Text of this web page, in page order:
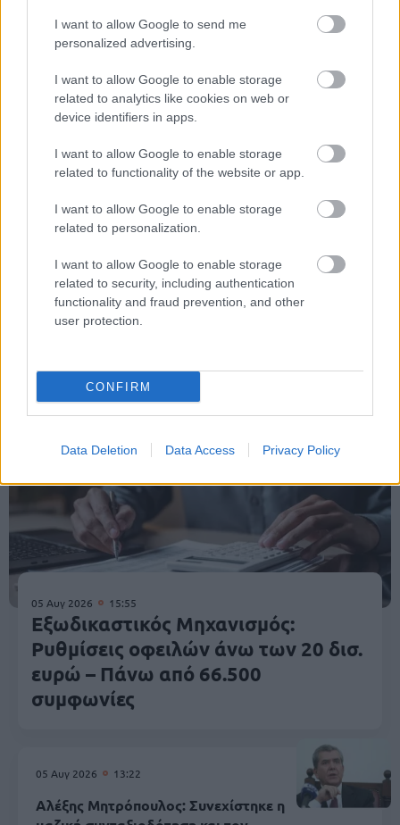
I want to allow Google to send me
personalized advertising.
I want to allow Google to enable storage
related to analytics like cookies on web or
device identifiers in apps.
I want to allow Google to enable storage
related to functionality of the website or app.
I want to allow Google to enable storage
related to personalization.
I want to allow Google to enable storage
related to security, including authentication
functionality and fraud prevention, and other
user protection.
CONFIRM
Data Deletion Data Access Privacy Policy
Εξέλιξη Διαγωνισμών
Δείτε σε τι στάδιο βρίσκονται οι προκηρύξεις
Περισσότερα
Οικονομία
05 Αυγ 2026 15:55
Εξωδικαστικός Μηχανισμός:
Ρυθμίσεις οφειλών άνω των 20 δισ.
ευρώ – Πάνω από 66.500
συμφωνίες
05 Αυγ 2026 13:22
Αλέξης Μητρόπουλος: Συνεχίστηκε η